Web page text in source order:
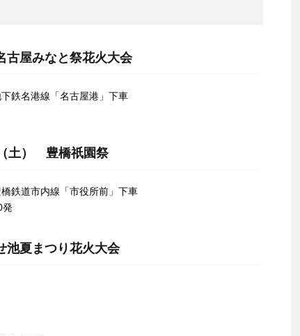
屋みなと祭花火大会
鉄名港線「名古屋港」下車
土） 豊橋祇園祭
鉄道市内線「市役所前」下車
発
夏まつり花火大会